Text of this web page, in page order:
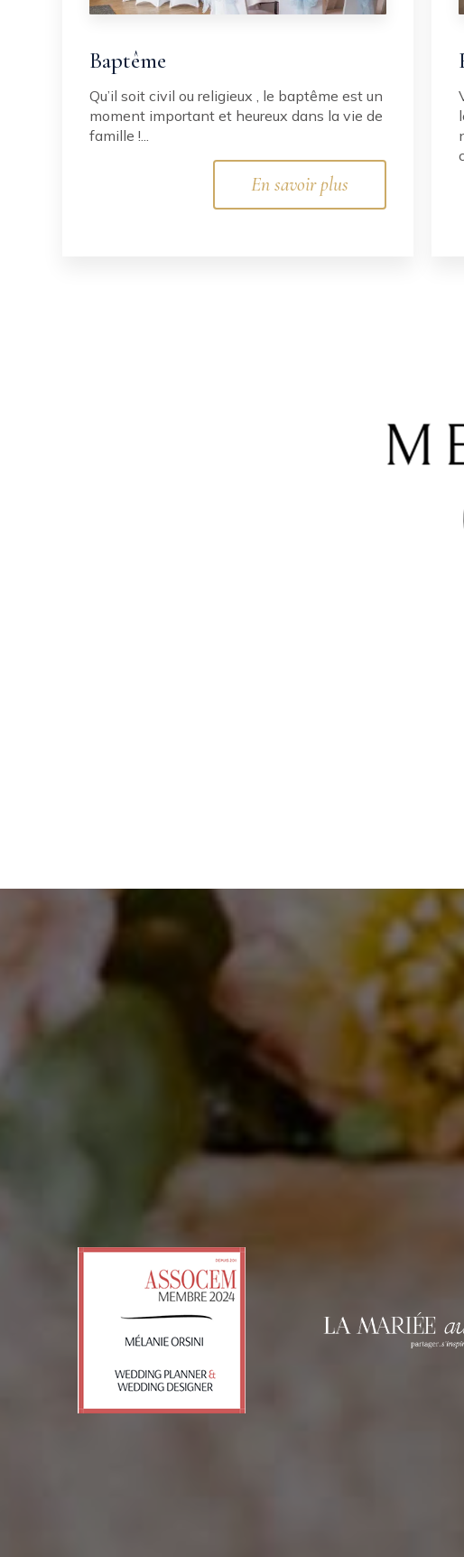
Baptême
Qu’il soit civil ou religieux , le baptême est un
moment important et heureux dans la vie de
famille !...
En savoir plus